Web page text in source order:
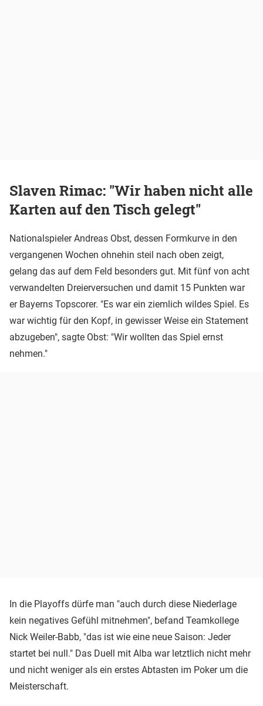
Slaven Rimac: "Wir haben nicht alle
Karten auf den Tisch gelegt"
Nationalspieler Andreas Obst, dessen Formkurve in den
vergangenen Wochen ohnehin steil nach oben zeigt,
gelang das auf dem Feld besonders gut. Mit fünf von acht
verwandelten Dreierversuchen und damit 15 Punkten war
er Bayerns Topscorer. "Es war ein ziemlich wildes Spiel. Es
war wichtig für den Kopf, in gewisser Weise ein Statement
abzugeben", sagte Obst: "Wir wollten das Spiel ernst
nehmen."
In die Playoffs dürfe man "auch durch diese Niederlage
kein negatives Gefühl mitnehmen", befand Teamkollege
Nick Weiler-Babb, "das ist wie eine neue Saison: Jeder
startet bei null." Das Duell mit Alba war letztlich nicht mehr
und nicht weniger als ein erstes Abtasten im Poker um die
Meisterschaft.